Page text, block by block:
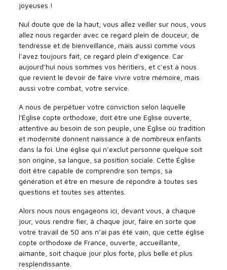
joyeuses !
Nul doute que de la haut, vous allez veiller sur nous, vous
allez nous regarder avec ce regard plein de douceur, de
tendresse et de bienveillance, mais aussi comme vous
l’avez toujours fait, ce regard plein d’exigence. Car
aujourd’hui nous sommes vos héritiers, et c’est à nous
que revient le devoir de faire vivre votre mémoire, mais
aussi votre combat, votre service.
A nous de perpétuer votre conviction selon laquelle
l'Église copte orthodoxe, doit être une Eglise ouverte,
attentive au besoin de son peuple, une Église où tradition
et modernité donnent naissance à de nombreux enfants
dans la foi. Une église qui n’exclut personne quelque soit
son origine, sa langue, sa position sociale. Cette Église
doit être capable de comprendre son temps, sa
génération et être en mesure de répondre à toutes ses
questions et toutes ses attentes.
Alors nous nous engageons ici, devant vous, à chaque
jour, vous rendre fier, à chaque jour, faire en sorte que
votre travail de 50 ans n’ai pas été vain, que cette église
copte orthodoxe de France, ouverte, accueillante,
aimante, soit chaque jour plus forte, plus belle et plus
resplendissante.